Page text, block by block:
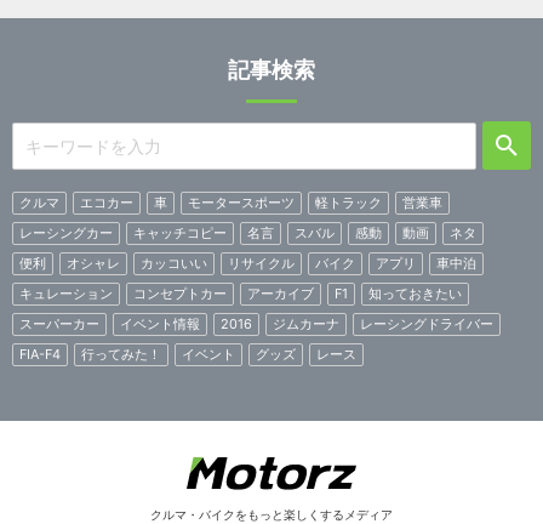
記事検索
クルマ エコカー 車 モータースポーツ 軽トラック
営業車
レーシングカー
キャッチコピー 名言 スバル 感動 動画
ネタ
便利
オシャレ カッコいい リサイクル バイク アプリ
車中泊
キュレーション
コンセプトカー アーカイブ F1
知っておきたい
スーパーカー
イベント情報 2016 ジムカーナ
レーシングドライバー
FIA-F4
行ってみた！ イベント グッズ レース
クルマ・バイクをもっと楽しくするメディア